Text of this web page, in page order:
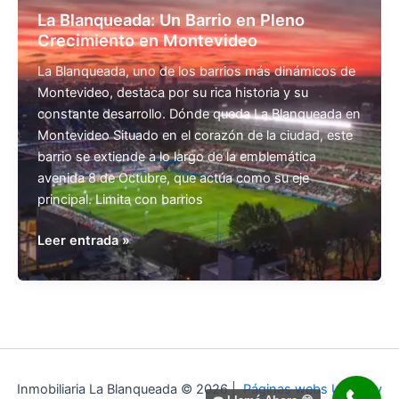
La Blanqueada: Un Barrio en Pleno
Crecimiento en Montevideo
La Blanqueada, uno de los barrios más dinámicos de
Montevideo, destaca por su rica historia y su
constante desarrollo. Dónde queda La Blanqueada en
Montevideo Situado en el corazón de la ciudad, este
barrio se extiende a lo largo de la emblemática
avenida 8 de Octubre, que actúa como su eje
principal. Limita con barrios
La
Blanqueada:
Un
Pleno
en
Leer entrada »
Inmobiliaria La Blanqueada © 2026 |Páginas webs Uruguay